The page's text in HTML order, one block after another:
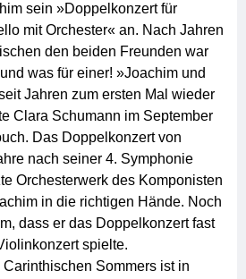
sein »Doppelkonzert für
mit Orchester« an. Nach Jahren
den beiden Freunden war
was für einer! »Joachim und
Jahren zum ersten Mal wieder
Clara Schumann im September
Das Doppelkonzert von
nach seiner 4. Symphonie
Orchesterwerk des Komponisten
in die richtigen Hände. Noch
dass er das Doppelkonzert fast
spielte.
Sommers ist in